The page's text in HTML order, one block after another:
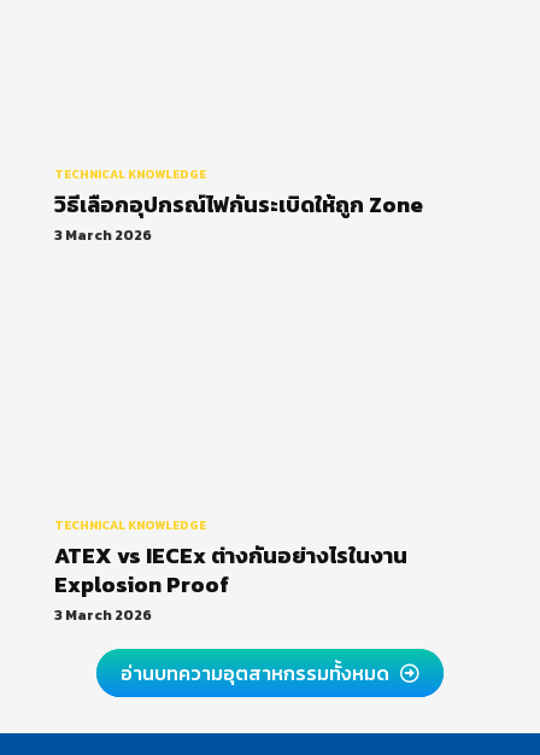
TECHNICAL KNOWLEDGE
วิธีเลือกอุปกรณ์ไฟกันระเบิดให้ถูก Zone
3 March 2026
TECHNICAL KNOWLEDGE
ATEX vs IECEx ต่างกันอย่างไรในงาน
Explosion Proof
3 March 2026
อ่านบทความอุตสาหกรรมทั้งหมด